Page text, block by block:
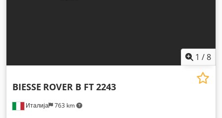
1 /8
Италија 763 km
BIESSE ROVER B FT 2243